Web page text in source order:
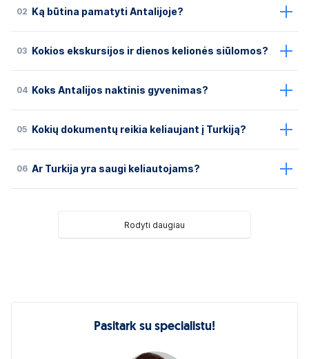
02 Ką būtina pamatyti Antalijoje?
03 Kokios ekskursijos ir dienos kelionės siūlomos?
04 Koks Antalijos naktinis gyvenimas?
05 Kokių dokumentų reikia keliaujant į Turkiją?
06 Ar Turkija yra saugi keliautojams?
Rodyti daugiau
Pasitark su specialistu!